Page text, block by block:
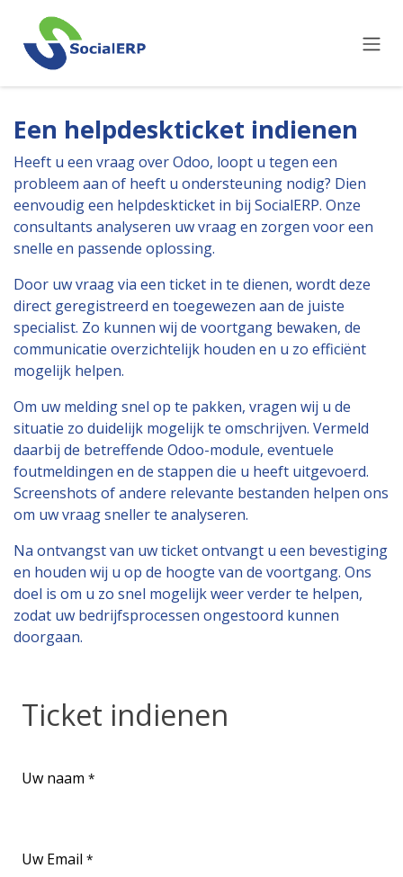
Overslaan naar inhoud
Een helpdeskticket indienen
Heeft u een vraag over Odoo, loopt u tegen een
probleem aan of heeft u ondersteuning nodig? Dien
eenvoudig een helpdeskticket in bij SocialERP. Onze
consultants analyseren uw vraag en zorgen voor een
snelle en passende oplossing.
Door uw vraag via een ticket in te dienen, wordt deze
direct geregistreerd en toegewezen aan de juiste
specialist. Zo kunnen wij de voortgang bewaken, de
communicatie overzichtelijk houden en u zo efficiënt
mogelijk helpen.
Om uw melding snel op te pakken, vragen wij u de
situatie zo duidelijk mogelijk te omschrijven. Vermeld
daarbij de betreffende Odoo-module, eventuele
foutmeldingen en de stappen die u heeft uitgevoerd.
Screenshots of andere relevante bestanden helpen ons
om uw vraag sneller te analyseren.
Na ontvangst van uw ticket ontvangt u een bevestiging
en houden wij u op de hoogte van de voortgang. Ons
doel is om u zo snel mogelijk weer verder te helpen,
zodat uw bedrijfsprocessen ongestoord kunnen
doorgaan.
Ticket indienen
Uw naam *
Uw Email *